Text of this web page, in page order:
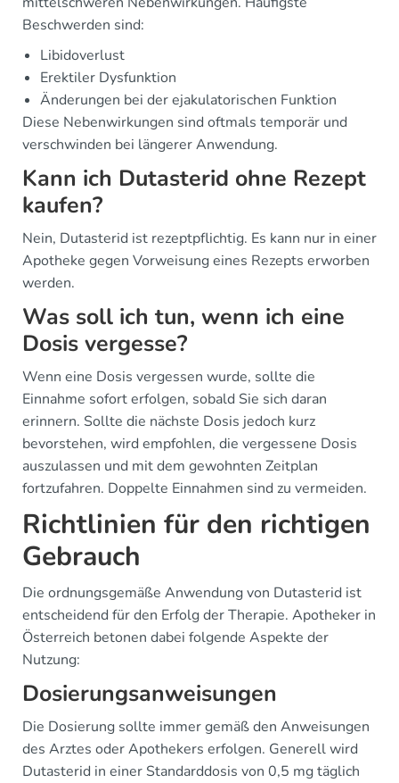
Beschwerden sind:
Libidoverlust
Erektiler Dysfunktion
Änderungen bei der ejakulatorischen Funktion
Diese Nebenwirkungen sind oftmals temporär und
verschwinden bei längerer Anwendung.
Kann ich Dutasterid ohne Rezept
kaufen?
Nein, Dutasterid ist rezeptpflichtig. Es kann nur in einer
Apotheke gegen Vorweisung eines Rezepts erworben
werden.
Was soll ich tun, wenn ich eine
Dosis vergesse?
Wenn eine Dosis vergessen wurde, sollte die
Einnahme sofort erfolgen, sobald Sie sich daran
erinnern. Sollte die nächste Dosis jedoch kurz
bevorstehen, wird empfohlen, die vergessene Dosis
auszulassen und mit dem gewohnten Zeitplan
fortzufahren. Doppelte Einnahmen sind zu vermeiden.
Richtlinien für den richtigen
Gebrauch
Die ordnungsgemäße Anwendung von Dutasterid ist
entscheidend für den Erfolg der Therapie. Apotheker in
Österreich betonen dabei folgende Aspekte der
Nutzung:
Dosierungsanweisungen
Die Dosierung sollte immer gemäß den Anweisungen
des Arztes oder Apothekers erfolgen. Generell wird
Dutasterid in einer Standarddosis von 0,5 mg täglich